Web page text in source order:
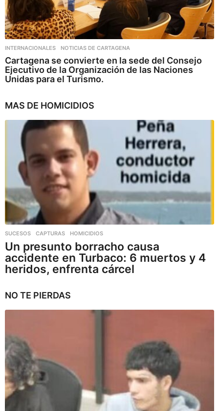
INTERNACIONALES ,NOTICIAS DE CARTAGENA
Cartagena se convierte en la sede del Consejo
Ejecutivo de la Organización de las Naciones
Unidas para el Turismo.
MAS DE HOMICIDIOS
SUCESOS ,CAPTURAS ,HOMICIDIOS
Un presunto borracho causa
accidente en Turbaco: 6 muertos y 4
heridos, enfrenta cárcel
NO TE PIERDAS